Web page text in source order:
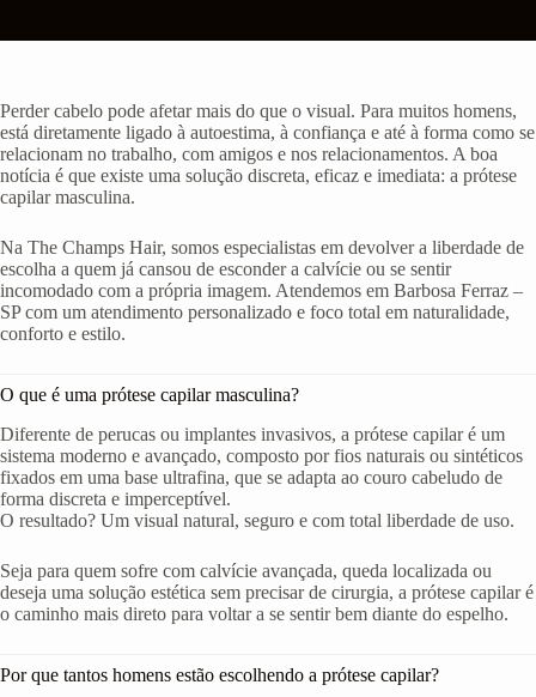
Perder cabelo pode afetar mais do que o visual. Para muitos homens,
está diretamente ligado à autoestima, à confiança e até à forma como se
relacionam no trabalho, com amigos e nos relacionamentos. A boa
notícia é que existe uma solução discreta, eficaz e imediata: a prótese
capilar masculina.
Na The Champs Hair, somos especialistas em devolver a liberdade de
escolha a quem já cansou de esconder a calvície ou se sentir
incomodado com a própria imagem. Atendemos em Barbosa Ferraz –
SP com um atendimento personalizado e foco total em naturalidade,
conforto e estilo.
O que é uma prótese capilar masculina?
Diferente de perucas ou implantes invasivos, a prótese capilar é um
sistema moderno e avançado, composto por fios naturais ou sintéticos
fixados em uma base ultrafina, que se adapta ao couro cabeludo de
forma discreta e imperceptível.
O resultado? Um visual natural, seguro e com total liberdade de uso.
Seja para quem sofre com calvície avançada, queda localizada ou
deseja uma solução estética sem precisar de cirurgia, a prótese capilar é
o caminho mais direto para voltar a se sentir bem diante do espelho.
Por que tantos homens estão escolhendo a prótese capilar?